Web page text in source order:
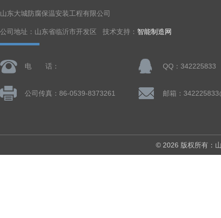
山东大城防腐保温安装工程有限公司
公司地址：山东省临沂市开发区 技术支持： 智能制造网
电 话： QQ：342225833
公司传真：86-0539-8373261 邮箱：
© 2026 版权所有：